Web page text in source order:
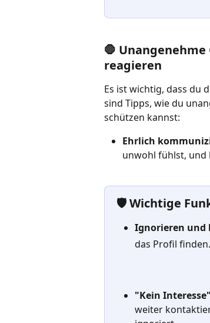
🛑
reagieren
Es ist wichtig, dass du
sind Tipps, wie du
schützen kannst:
Ehrlich
unwohl fühlst, und
🛡️ Wichtige
Ignorieren und
das Profil
"Kein
weiter